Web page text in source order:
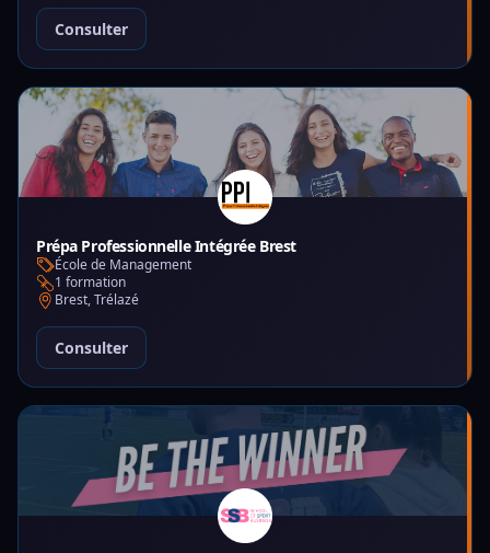
Consulter
Prépa Professionnelle Intégrée Brest
École de Management
1 formation
Brest, Trélazé
Consulter